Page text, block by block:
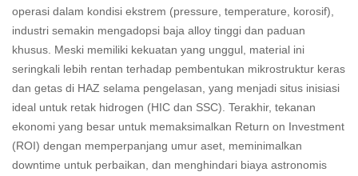
operasi dalam kondisi ekstrem (pressure, temperature, korosif),
industri semakin mengadopsi baja alloy tinggi dan paduan
khusus. Meski memiliki kekuatan yang unggul, material ini
seringkali lebih rentan terhadap pembentukan mikrostruktur keras
dan getas di HAZ selama pengelasan, yang menjadi situs inisiasi
ideal untuk retak hidrogen (HIC dan SSC). Terakhir, tekanan
ekonomi yang besar untuk memaksimalkan Return on Investment
(ROI) dengan memperpanjang umur aset, meminimalkan
downtime untuk perbaikan, dan menghindari biaya astronomis